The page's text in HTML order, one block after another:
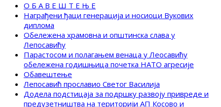
О Б А В Е Ш Т Е Њ Е
Награђени ђаци генерација и носиоци Вукових
диплома
Обележена храмовна и општинска слава у
Лепосавићу
Парастосом и полагањем венаца у Леосавићу
обележена годишњица почетка НАТО агресије
Обавештење
Лепосавић прославио Светог Василија
Додела подстицаја за подршку развоју привреде и
предузетништва на територији АП Косово и